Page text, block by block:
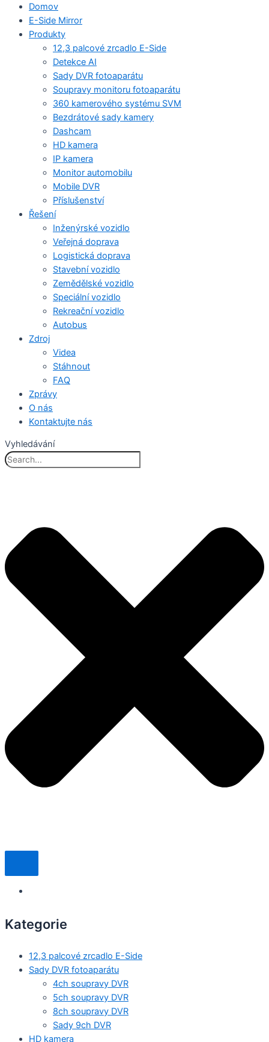
Domov
E-Side Mirror
Produkty
12,3 palcové zrcadlo E-Side
Detekce AI
Sady DVR fotoaparátu
Soupravy monitoru fotoaparátu
360 kamerového systému SVM
Bezdrátové sady kamery
Dashcam
HD kamera
IP kamera
Monitor automobilu
Mobile DVR
Příslušenství
Řešení
Inženýrské vozidlo
Veřejná doprava
Logistická doprava
Stavební vozidlo
Zemědělské vozidlo
Speciální vozidlo
Rekreační vozidlo
Autobus
Zdroj
Videa
Stáhnout
FAQ
Zprávy
O nás
Kontaktujte nás
Vyhledávání
Kategorie
12,3 palcové zrcadlo E-Side
Sady DVR fotoaparátu
4ch soupravy DVR
5ch soupravy DVR
8ch soupravy DVR
Sady 9ch DVR
HD kamera